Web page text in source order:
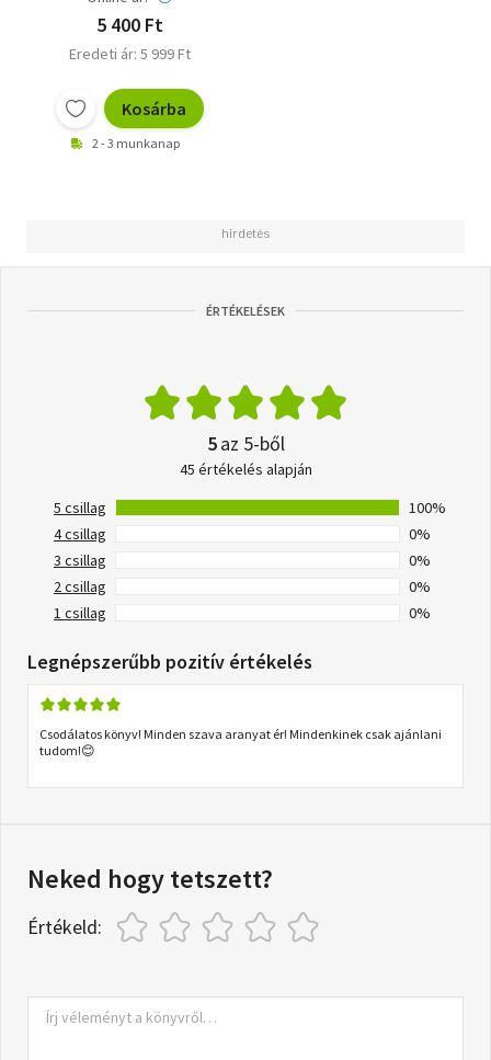
5 400 Ft
Eredeti ár: 5 999 Ft
Kosárba
2 - 3 munkanap
ÉRTÉKELÉSEK
5az 5-ből
45 értékelés alapján
5 csillag
100%
4 csillag
0%
3 csillag
0%
2 csillag
0%
1 csillag
0%
Legnépszerűbb pozitív értékelés
Csodálatos könyv! Minden szava aranyat ér! Mindenkinek csak ajánlani
tudom!😊
Neked hogy tetszett?
Értékeld: